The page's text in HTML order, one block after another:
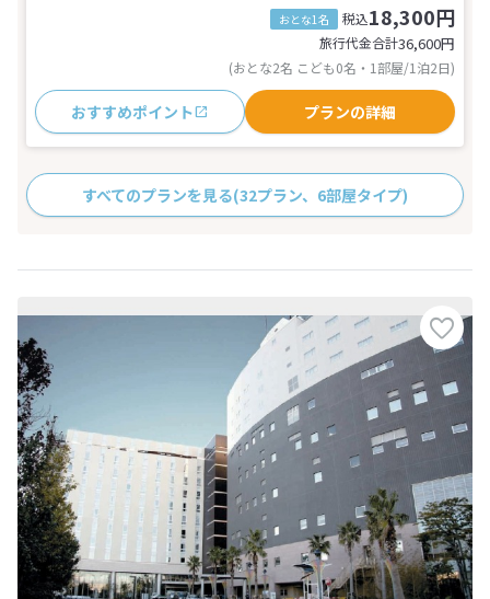
おとな1名 税込18,300円
旅行代金合計36,600円
(おとな2名 こども0名・1部屋/1泊2日)
おすすめポイント プランの詳細
すべてのプランを見る(32プラン、6部屋タイプ)